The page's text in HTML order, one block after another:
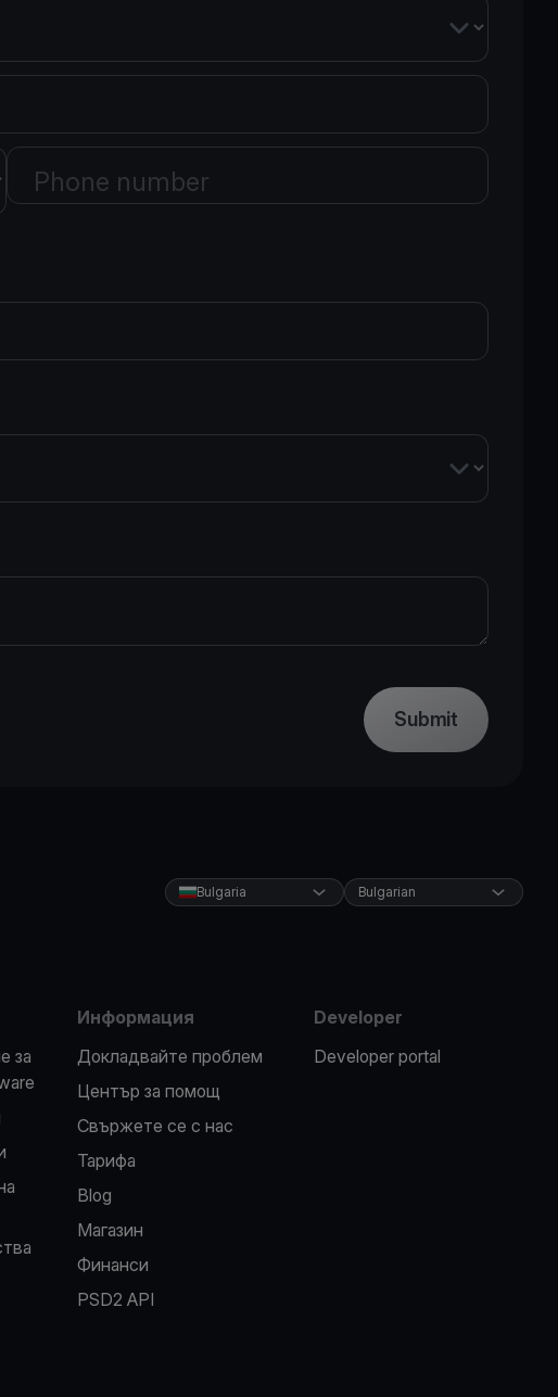
Phone number
Submit
Bulgaria Bulgarian
за
Информация
Докладвайте проблем
Център за помощ
Свържете се с нас
Тарифа
Blog
Магазин
Финанси
PSD2 API
Developer
Developer portal